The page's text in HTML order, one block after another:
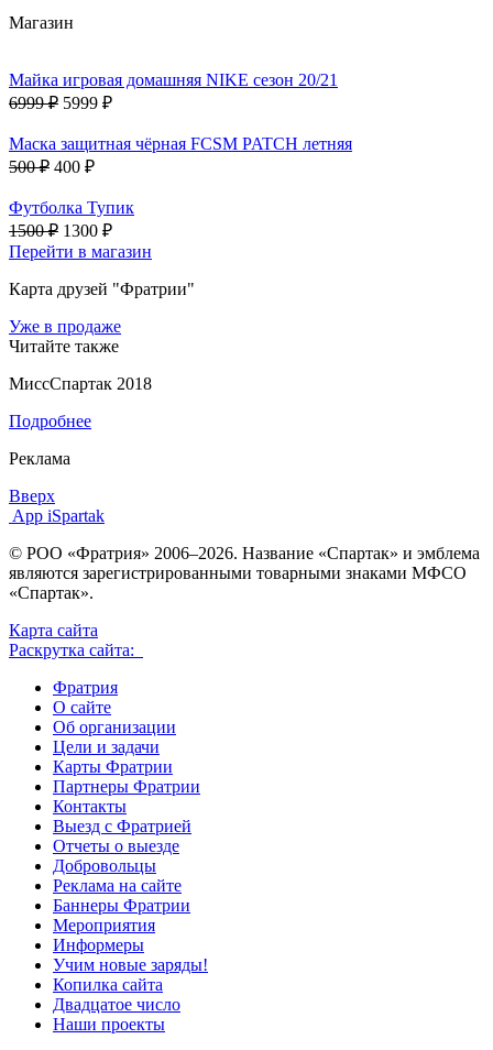
Магазин
Майка игровая домашняя NIKE сезон 20/21
6999 ₽ 5999 ₽
Маска защитная чёрная FCSM PATCH летняя
500 ₽ 400 ₽
Футболка Тупик
1500 ₽ 1300 ₽
Перейти в магазин
Карта друзей "Фратрии"
Уже в продаже
Читайте также
МиссСпартак 2018
Подробнее
Реклама
Вверх
App iSpartak
© РОО «Фратрия» 2006–2026. Название «Спартак» и эмблема
являются зарегистрированными товарными знаками МФСО
«Спартак».
Карта сайта
Раскрутка сайта:
Фратрия
О сайте
Об организации
Цели и задачи
Карты Фратрии
Партнеры Фратрии
Контакты
Выезд с Фратрией
Отчеты о выезде
Добровольцы
Реклама на сайте
Баннеры Фратрии
Мероприятия
Информеры
Учим новые заряды!
Копилка сайта
Двадцатое число
Наши проекты